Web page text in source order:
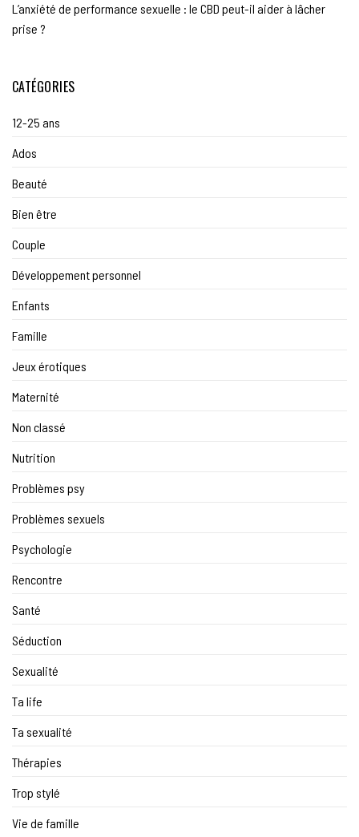
L’anxiété de performance sexuelle : le CBD peut-il aider à lâcher
prise ?
CATÉGORIES
12-25 ans
Ados
Beauté
Bien être
Couple
Développement personnel
Enfants
Famille
Jeux érotiques
Maternité
Non classé
Nutrition
Problèmes psy
Problèmes sexuels
Psychologie
Rencontre
Santé
Séduction
Sexualité
Ta life
Ta sexualité
Thérapies
Trop stylé
Vie de famille